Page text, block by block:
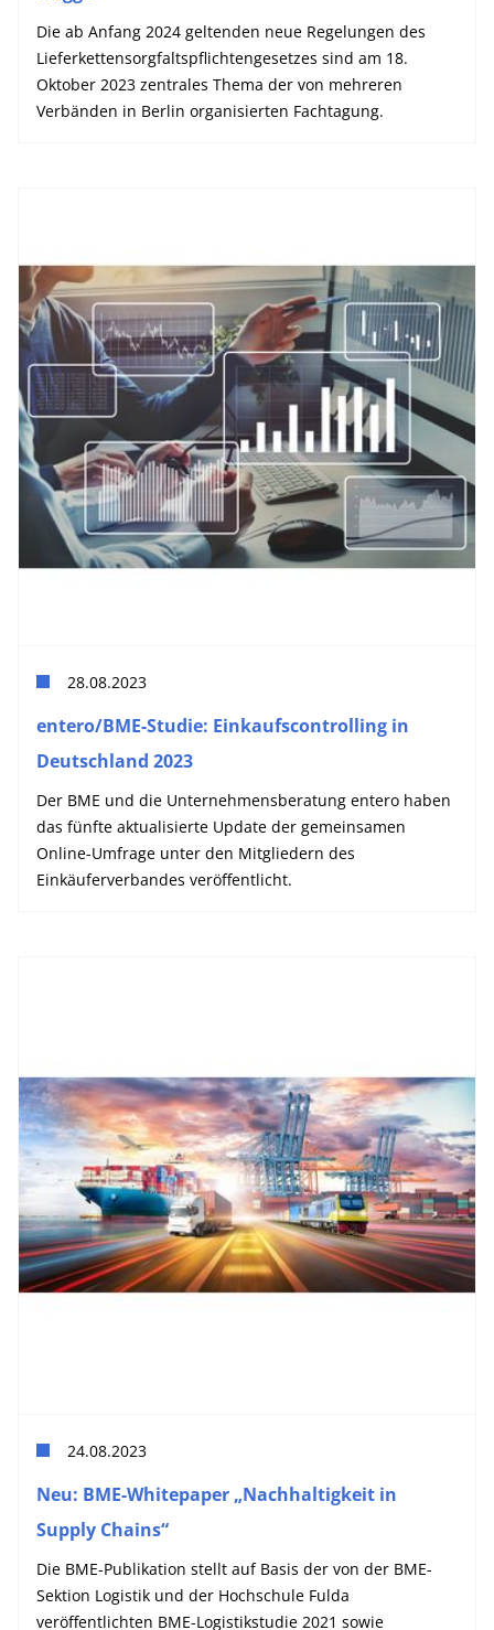
Die ab Anfang 2024 geltenden neue Regelungen des
Lieferkettensorgfaltspflichtengesetzes sind am 18.
Oktober 2023 zentrales Thema der von mehreren
Verbänden in Berlin organisierten Fachtagung.
28.08.2023
entero/BME-Studie: Einkaufscontrolling in
Deutschland 2023
Der BME und die Unternehmensberatung entero haben
das fünfte aktualisierte Update der gemeinsamen
Online-Umfrage unter den Mitgliedern des
Einkäuferverbandes veröffentlicht.
24.08.2023
Neu: BME-Whitepaper „Nachhaltigkeit in
Supply Chains“
Die BME-Publikation stellt auf Basis der von der BME-
Sektion Logistik und der Hochschule Fulda
veröffentlichten BME-Logistikstudie 2021 sowie